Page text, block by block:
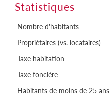
Statistiques
Nombre d'habitants
Propriétaires (vs. locataires)
Taxe habitation
Taxe foncière
Habitants de moins de 25 ans